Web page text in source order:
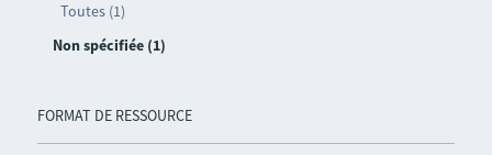
Toutes (1)
Non spécifiée (1)
FORMAT DE RESSOURCE